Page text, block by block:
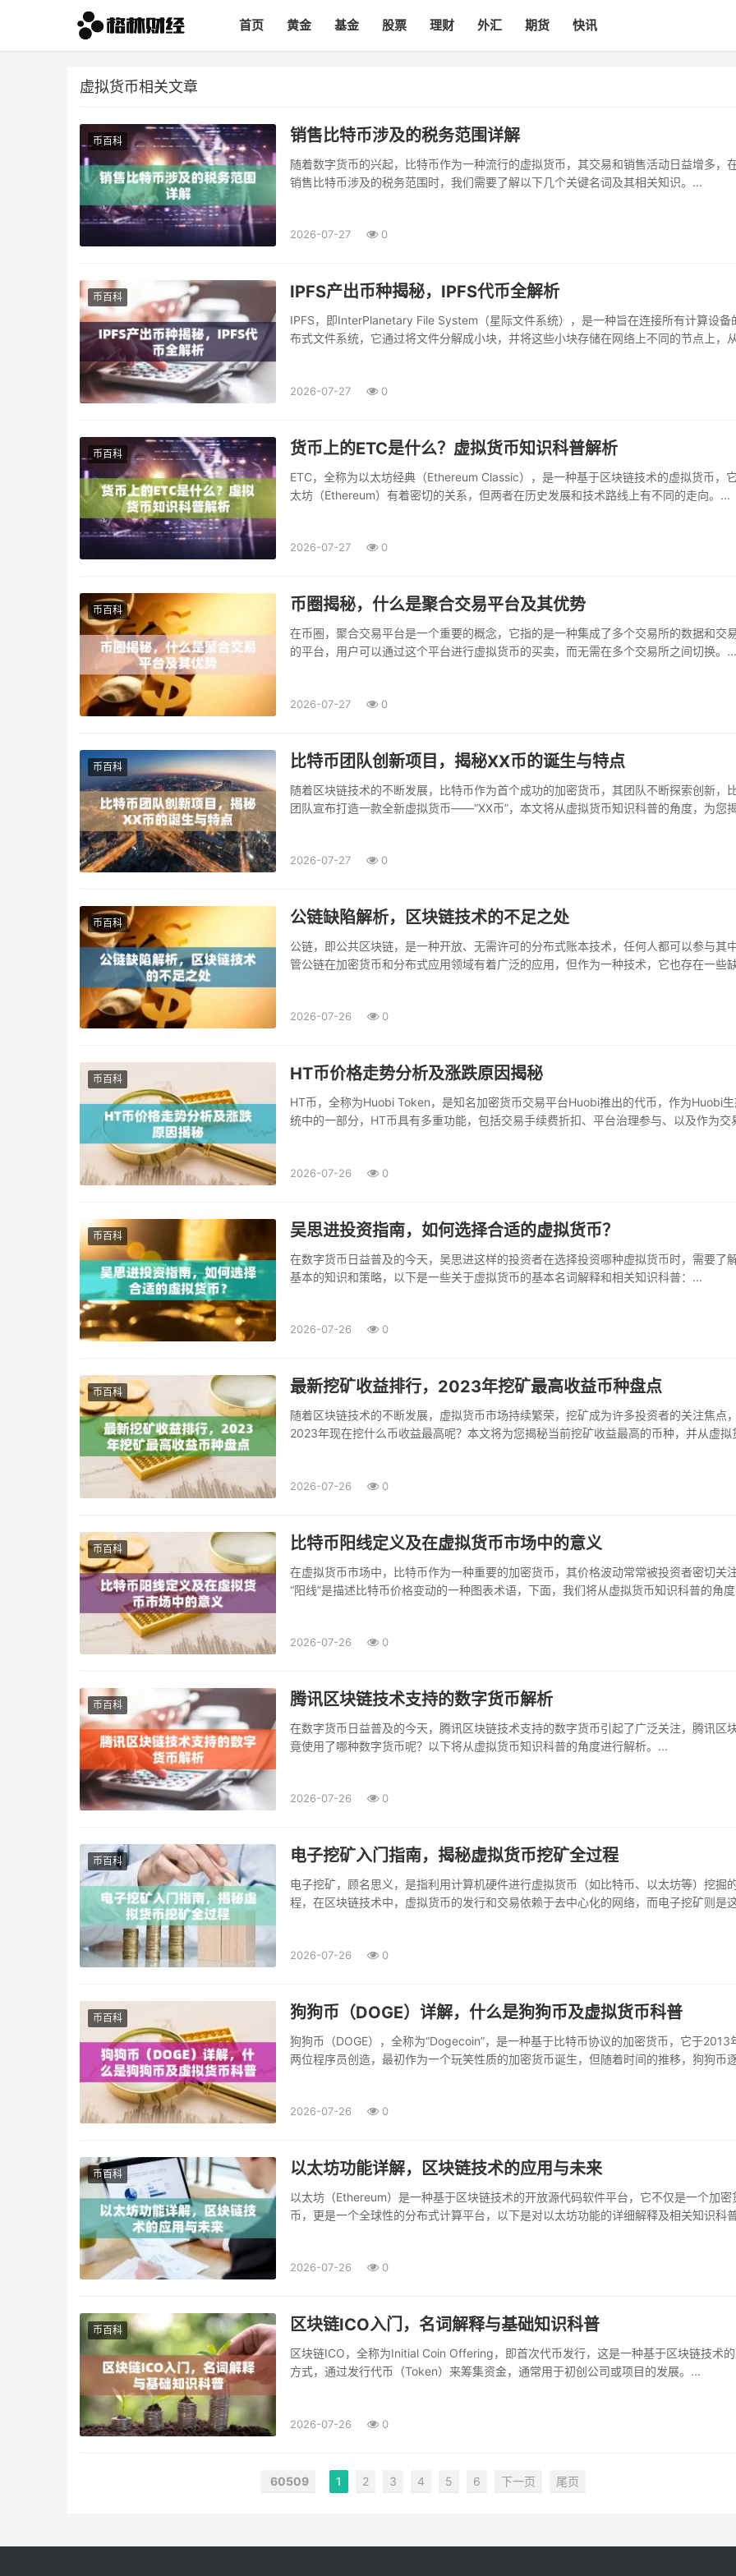
首页 黄金 基金 股票 理财 外汇 期货 快讯
虚拟货币相关文章
币百科 销售比特币涉及的税务范围详解
随着数字货币的兴起，比特币作为一种流行的虚拟货币，其交易和销售活动日益增多，
销售比特币涉及的税务范围时，我们需要了解以下几个关键名词及其相关知识。...
2026-07-27 0
币百科 IPFS产出币种揭秘，IPFS代币全解析
IPFS，即InterPlanetary File System（星际文件系统），是一种旨在连接所有计算设备
布式文件系统，它通过将文件分解成小块，并将这些小块存储在网络上不同的节点上，
2026-07-27 0
币百科 货币上的ETC是什么？虚拟货币知识科普解析
ETC，全称为以太坊经典（Ethereum Classic），是一种基于区块链技术的虚拟货币，
太坊（Ethereum）有着密切的关系，但两者在历史发展和技术路线上有不同的走向。...
2026-07-27 0
币百科 币圈揭秘，什么是聚合交易平台及其优势
在币圈，聚合交易平台是一个重要的概念，它指的是一种集成了多个交易所的数据和交
的平台，用户可以通过这个平台进行虚拟货币的买卖，而无需在多个交易所之间切换。...
2026-07-27 0
币百科 比特币团队创新项目，揭秘XX币的诞生与特点
随着区块链技术的不断发展，比特币作为首个成功的加密货币，其团队不断探索创新，
团队宣布打造一款全新虚拟货币——“XX币”，本文将从虚拟货币知识科普的角度，为您
2026-07-27 0
币百科 公链缺陷解析，区块链技术的不足之处
公链，即公共区块链，是一种开放、无需许可的分布式账本技术，任何人都可以参与其
管公链在加密货币和分布式应用领域有着广泛的应用，但作为一种技术，它也存在一些
2026-07-26 0
币百科 HT币价格走势分析及涨跌原因揭秘
HT币，全称为Huobi Token，是知名加密货币交易平台Huobi推出的代币，作为Huobi生
统中的一部分，HT币具有多重功能，包括交易手续费折扣、平台治理参与、以及作为交
2026-07-26 0
币百科 吴思进投资指南，如何选择合适的虚拟货币？
在数字货币日益普及的今天，吴思进这样的投资者在选择投资哪种虚拟货币时，需要了
基本的知识和策略，以下是一些关于虚拟货币的基本名词解释和相关知识科普：...
2026-07-26 0
币百科 最新挖矿收益排行，2023年挖矿最高收益币种盘点
随着区块链技术的不断发展，虚拟货币市场持续繁荣，挖矿成为许多投资者的关注焦点，
2023年现在挖什么币收益最高呢？本文将为您揭秘当前挖矿收益最高的币种，并从虚拟
2026-07-26 0
币百科 比特币阳线定义及在虚拟货币市场中的意义
在虚拟货币市场中，比特币作为一种重要的加密货币，其价格波动常常被投资者密切关注
“阳线”是描述比特币价格变动的一种图表术语，下面，我们将从虚拟货币知识科普的角度
2026-07-26 0
币百科 腾讯区块链技术支持的数字货币解析
在数字货币日益普及的今天，腾讯区块链技术支持的数字货币引起了广泛关注，腾讯区
竟使用了哪种数字货币呢？以下将从虚拟货币知识科普的角度进行解析。...
2026-07-26 0
币百科 电子挖矿入门指南，揭秘虚拟货币挖矿全过程
电子挖矿，顾名思义，是指利用计算机硬件进行虚拟货币（如比特币、以太坊等）挖掘
程，在区块链技术中，虚拟货币的发行和交易依赖于去中心化的网络，而电子挖矿则是
2026-07-26 0
币百科 狗狗币（DOGE）详解，什么是狗狗币及虚拟货币科普
狗狗币（DOGE），全称为“Dogecoin”，是一种基于比特币协议的加密货币，它于2013
两位程序员创造，最初作为一个玩笑性质的加密货币诞生，但随着时间的推移，狗狗币
2026-07-26 0
币百科 以太坊功能详解，区块链技术的应用与未来
以太坊（Ethereum）是一种基于区块链技术的开放源代码软件平台，它不仅是一个加密
币，更是一个全球性的分布式计算平台，以下是对以太坊功能的详细解释及相关知识科
2026-07-26 0
币百科 区块链ICO入门，名词解释与基础知识科普
区块链ICO，全称为Initial Coin Offering，即首次代币发行，这是一种基于区块链技术
方式，通过发行代币（Token）来筹集资金，通常用于初创公司或项目的发展。...
2026-07-26 0
60509 1 2 3 4 5 6 下一页 尾页